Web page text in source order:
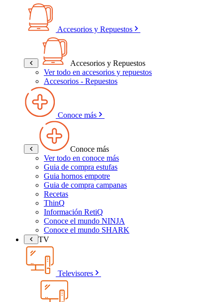
Accesorios y Repuestos
Accesorios y Repuestos
Ver todo en accesorios y repuestos
Accesorios - Repuestos
Conoce más
Conoce más
Ver todo en conoce más
Guia de compra estufas
Guia hornos empotre
Guia de compra campanas
Recetas
ThinQ
Información RetiQ
Conoce el mundo NINJA
Conoce el mundo SHARK
TV
Televisores